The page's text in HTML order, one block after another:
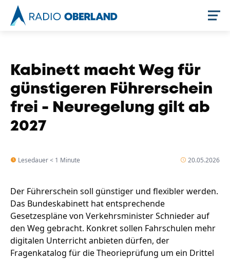
Kabinett macht Weg für
günstigeren Führerschein
frei - Neuregelung gilt ab
2027
Lesedauer < 1 Minute 20.05.2026
Der Führerschein soll günstiger und flexibler werden.
Das Bundeskabinett hat entsprechende
Gesetzespläne von Verkehrsminister Schnieder auf
den Weg gebracht. Konkret sollen Fahrschulen mehr
digitalen Unterricht anbieten dürfen, der
Fragenkatalog für die Theorieprüfung um ein Drittel